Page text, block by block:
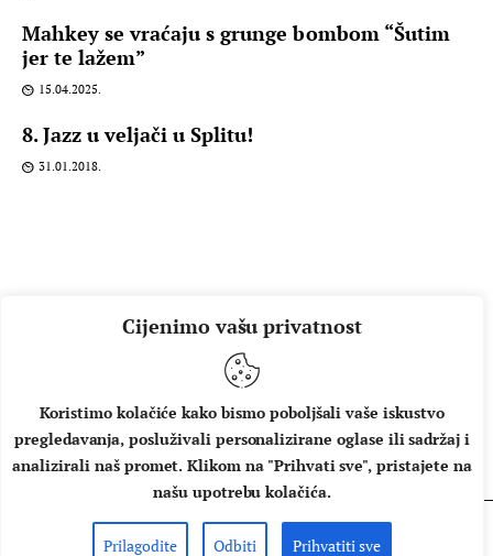
Cijenimo vašu privatnost
Koristimo kolačiće kako bismo poboljšali vaše iskustvo
pregledavanja, posluživali personalizirane oglase ili sadržaj i
analizirali naš promet. Klikom na "Prihvati sve", pristajete na
našu upotrebu kolačića.
Prilagodite Odbiti Prihvatiti sve
Mahkey se vraćaju s grunge bombom “Šutim
jer te lažem”
15.04.2025.
8. Jazz u veljači u Splitu!
31.01.2018.
O NAMA IMPRESSUM UVJETI KORIŠTENJA
Copyright © 2026 Music Box - All rights reserved.